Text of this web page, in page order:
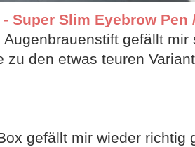
Super Slim Eyebrow Pen
Augenbrauenstift gefällt
zu den etwas teuren
gefällt mir wieder richtig